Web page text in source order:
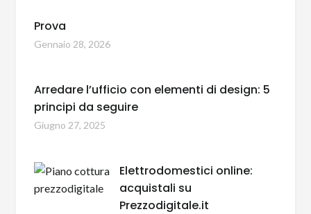
Prova
Gennaio 28, 2026
Arredare l’ufficio con elementi di design: 5
principi da seguire
Giugno 27, 2025
Elettrodomestici online:
acquistali su
Prezzodigitale.it